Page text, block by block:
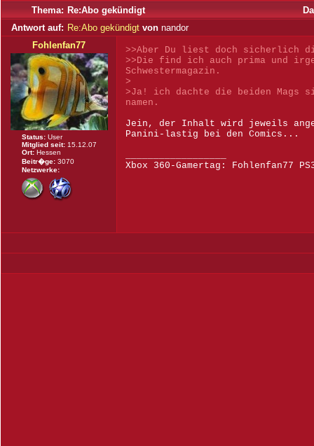
Thema: Re:Abo gekündigt
Antwort auf: Re:Abo gekündigt von nandor
Fohlenfan77
Status: User
Mitglied seit: 15.12.07
Ort: Hessen
Beitr�ge: 3070
Netzwerke:
>>Aber Du liest doch sicherlich
>>Die find ich auch prima und
Schwestermagazin.
>
>Ja! ich dachte die beiden Mags
namen.
Jein, der Inhalt wird jeweils
Panini-lastig bei den Comics...
Xbox 360-Gamertag: Fohlenfan77